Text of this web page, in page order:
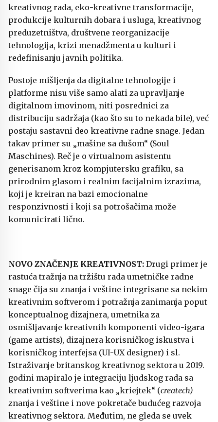
kreativnog rada, eko-kreativne transformacije,
produkcije kulturnih dobara i usluga, kreativnog
preduzetništva, društvene reorganizacije
tehnologija, krizi menadžmenta u kulturi i
redefinisanju javnih politika.
Postoje mišljenja da digitalne tehnologije i
platforme nisu više samo alati za upravljanje
digitalnom imovinom, niti posrednici za
distribuciju sadržaja (kao što su to nekada bile), već
postaju sastavni deo kreativne radne snage. Jedan
takav primer su „mašine sa dušom“ (Soul
Maschines). Reč je o virtualnom asistentu
generisanom kroz kompjutersku grafiku, sa
prirodnim glasom i realnim facijalnim izrazima,
koji je kreiran na bazi emocionalne
responzivnosti i koji sa potrošačima može
komunicirati lično.
NOVO ZNAČENJE KREATIVNOST: Drugi primer je
rastuća tražnja na tržištu rada umetničke radne
snage čija su znanja i veštine integrisane sa nekim
kreativnim softverom i potražnja zanimanja poput
konceptualnog dizajnera, umetnika za
osmišljavanje kreativnih komponenti video-igara
(game artists), dizajnera korisničkog iskustva i
korisničkog interfejsa (UI-UX designer) i sl.
Istraživanje britanskog kreativnog sektora u 2019.
godini mapiralo je integraciju ljudskog rada sa
kreativnim softverima kao „kriejtek“ (createch)
znanja i veštine i nove pokretače budućeg razvoja
kreativnog sektora. Međutim, ne gleda se uvek